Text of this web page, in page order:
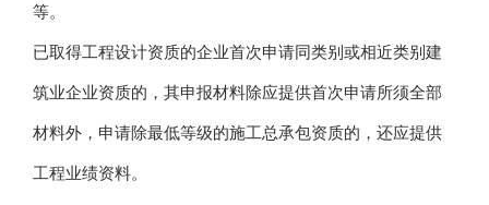
等。
已取得工程设计资质的企业首次申请同类别或相近类别建
筑业企业资质的，其申报材料除应提供首次申请所须全部
材料外，申请除最低等级的施工总承包资质的，还应提供
工程业绩资料。